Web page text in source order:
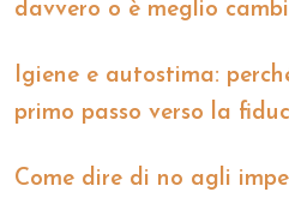
davvero o è meglio
Igiene e autostima:
primo passo verso la
Come dire di no agli